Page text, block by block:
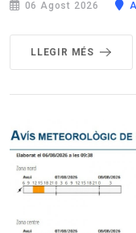
06 Agost 2026
LLEGIR MÉS